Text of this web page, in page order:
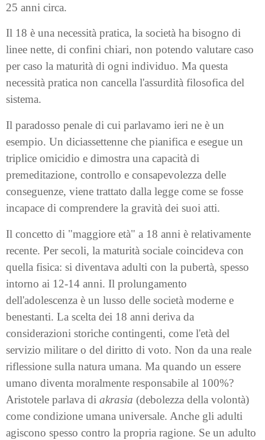
25 anni circa.
Il 18 è una necessità pratica, la società ha bisogno di
linee nette, di confini chiari, non potendo valutare caso
per caso la maturità di ogni individuo. Ma questa
necessità pratica non cancella l'assurdità filosofica del
sistema.
Il paradosso penale di cui parlavamo ieri ne è un
esempio. Un diciassettenne che pianifica e esegue un
triplice omicidio e dimostra una capacità di
premeditazione, controllo e consapevolezza delle
conseguenze, viene trattato dalla legge come se fosse
incapace di comprendere la gravità dei suoi atti.
Il concetto di "maggiore età" a 18 anni è relativamente
recente. Per secoli, la maturità sociale coincideva con
quella fisica: si diventava adulti con la pubertà, spesso
intorno ai 12-14 anni. Il prolungamento
dell'adolescenza è un lusso delle società moderne e
benestanti. La scelta dei 18 anni deriva da
considerazioni storiche contingenti, come l'età del
servizio militare o del diritto di voto. Non da una reale
riflessione sulla natura umana. Ma quando un essere
umano diventa moralmente responsabile al 100%?
Aristotele parlava di akrasia (debolezza della volontà)
come condizione umana universale. Anche gli adulti
agiscono spesso contro la propria ragione. Se un adulto